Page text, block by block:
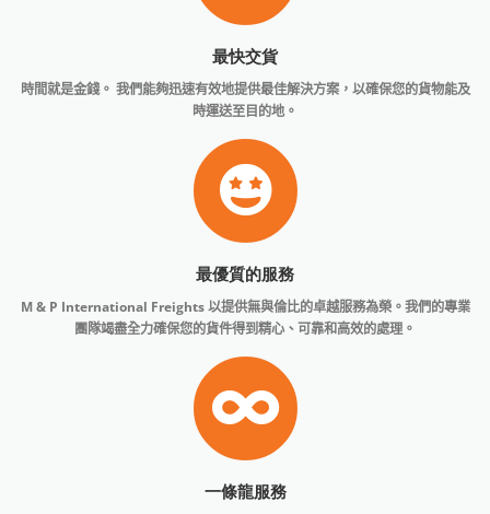
最快交貨
時間就是金錢。 我們能夠迅速有效地提供最佳解決方案，以確保您的貨物能及
時運送至目的地。
最優質的服務
M & P International Freights 以提供無與倫比的卓越服務為榮。我們的專業
團隊竭盡全力確保您的貨件得到精心、可靠和高效的處理。
一條龍服務